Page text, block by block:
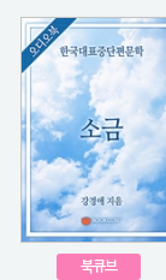
북큐브